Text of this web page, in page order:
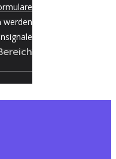
werden